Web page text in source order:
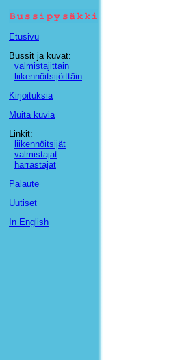
Etusivu
Bussit ja kuvat:
valmistajittain
liikennöitsijöittäin
Kirjoituksia
Muita kuvia
Linkit:
liikennöitsijät
valmistajat
harrastajat
Palaute
Uutiset
In English